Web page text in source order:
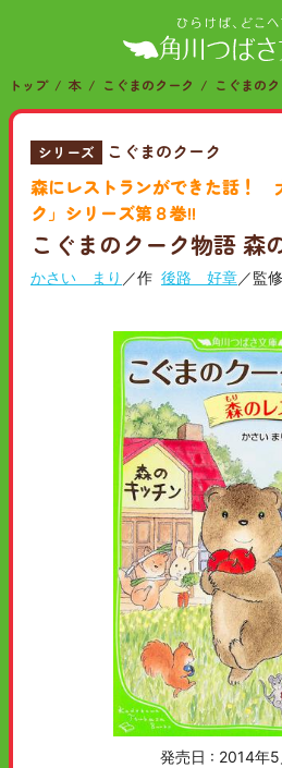
トップ 本 こぐまのクーク こぐまの
シリーズ こぐまのクーク
森にレストランができた話！
ク」シリーズ第８巻!!
こぐまのクーク物語 森
かさい まり ／作 後路 好章／監修
発売日 : 2014年5